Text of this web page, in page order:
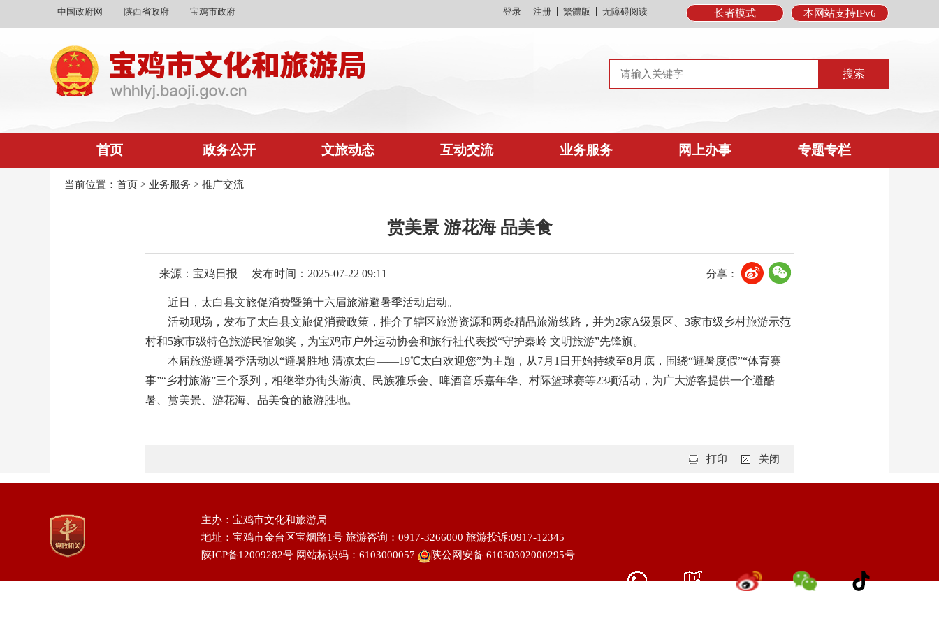
中国政府网 陕西省政府 宝鸡市政府 本网站支持IPv6
长者模式
登录 注册 繁體版 无障碍阅读
首页 政务公开 文旅动态 互动交流 业务服务 网上办事 专题专栏
当前位置： 首页 > 业务服务 > 推广交流
赏美景 游花海 品美食
来源：宝鸡日报 发布时间：2025-07-22 09:11 分享：
近日，太白县文旅促消费暨第十六届旅游避暑季活动启动。
活动现场，发布了太白县文旅促消费政策，推介了辖区旅游资源和两条精品旅游线路，并为2家A级景区、3家市级乡村旅游示范
村和5家市级特色旅游民宿颁奖，为宝鸡市户外运动协会和旅行社代表授“守护秦岭 文明旅游”先锋旗。
本届旅游避暑季活动以“避暑胜地 清凉太白——19℃太白欢迎您”为主题，从7月1日开始持续至8月底，围绕“避暑度假”“体育赛
事”“乡村旅游”三个系列，相继举办街头游演、民族雅乐会、啤酒音乐嘉年华、村际篮球赛等23项活动，为广大游客提供一个避酷
暑、赏美景、游花海、品美食的旅游胜地。
关闭
打印
主办：宝鸡市文化和旅游局
地址：宝鸡市金台区宝烟路1号 旅游咨询：0917-3266000 旅游投诉:0917-12345
陕ICP备12009282号 网站标识码：6103000057 陕公网安备 61030302000295号